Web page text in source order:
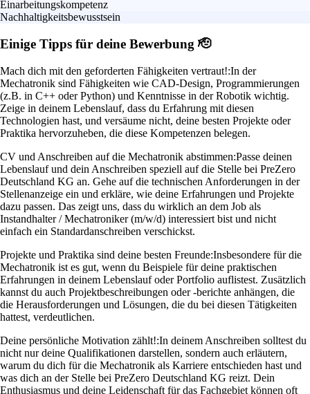
Einarbeitungskompetenz
Nachhaltigkeitsbewusstsein
Einige Tipps für deine Bewerbung 🫡
Mach dich mit den geforderten Fähigkeiten vertraut!:In der
Mechatronik sind Fähigkeiten wie CAD-Design, Programmierungen
(z.B. in C++ oder Python) und Kenntnisse in der Robotik wichtig.
Zeige in deinem Lebenslauf, dass du Erfahrung mit diesen
Technologien hast, und versäume nicht, deine besten Projekte oder
Praktika hervorzuheben, die diese Kompetenzen belegen.
CV und Anschreiben auf die Mechatronik abstimmen:Passe deinen
Lebenslauf und dein Anschreiben speziell auf die Stelle bei PreZero
Deutschland KG an. Gehe auf die technischen Anforderungen in der
Stellenanzeige ein und erkläre, wie deine Erfahrungen und Projekte
dazu passen. Das zeigt uns, dass du wirklich an dem Job als
Instandhalter / Mechatroniker (m/w/d) interessiert bist und nicht
einfach ein Standardanschreiben verschickst.
Projekte und Praktika sind deine besten Freunde:Insbesondere für die
Mechatronik ist es gut, wenn du Beispiele für deine praktischen
Erfahrungen in deinem Lebenslauf oder Portfolio auflistest. Zusätzlich
kannst du auch Projektbeschreibungen oder -berichte anhängen, die
die Herausforderungen und Lösungen, die du bei diesen Tätigkeiten
hattest, verdeutlichen.
Deine persönliche Motivation zählt!:In deinem Anschreiben solltest du
nicht nur deine Qualifikationen darstellen, sondern auch erläutern,
warum du dich für die Mechatronik als Karriere entschieden hast und
was dich an der Stelle bei PreZero Deutschland KG reizt. Dein
Enthusiasmus und deine Leidenschaft für das Fachgebiet können oft